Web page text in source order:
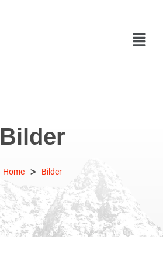
Bilder
Home > Bilder